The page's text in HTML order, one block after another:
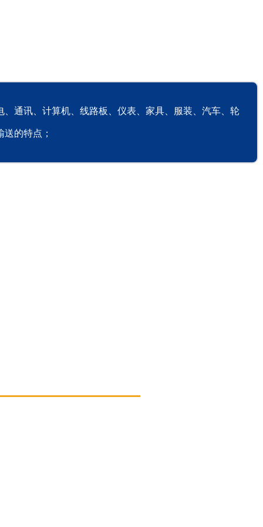
通讯、计算机、线路板、仪表、家具、服装、汽车、轮
的特点；